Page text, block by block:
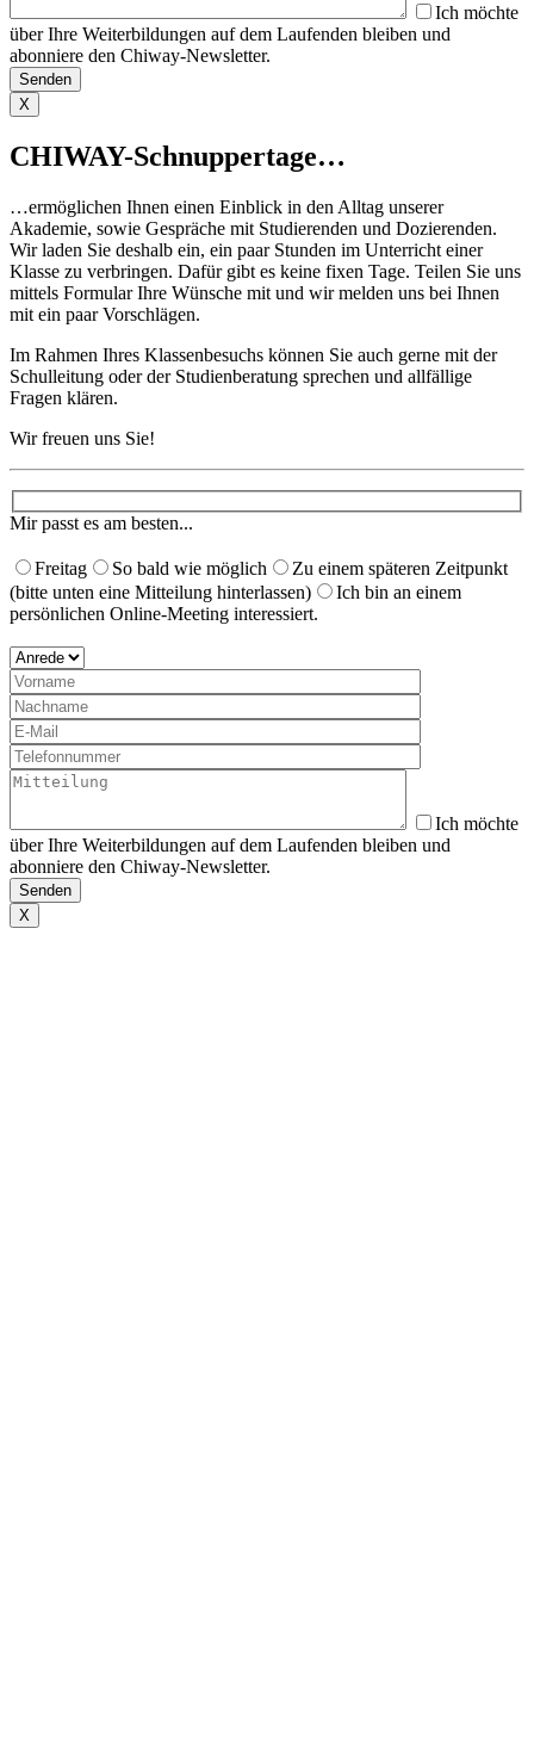
Ich möchte
über Ihre Weiterbildungen auf dem Laufenden bleiben und
abonniere den Chiway-Newsletter.
X
CHIWAY-Schnuppertage…
…ermöglichen Ihnen einen Einblick in den Alltag unserer
Akademie, sowie Gespräche mit Studierenden und Dozierenden.
Wir laden Sie deshalb ein, ein paar Stunden im Unterricht einer
Klasse zu verbringen. Dafür gibt es keine fixen Tage. Teilen Sie uns
mittels Formular Ihre Wünsche mit und wir melden uns bei Ihnen
mit ein paar Vorschlägen. ​
Im Rahmen Ihres Klassenbesuchs können Sie auch gerne mit der
Schulleitung oder der Studienberatung sprechen und allfällige
Fragen klären.
Wir freuen uns Sie!
Mir passt es am besten...
Freitag So bald wie möglich
Zu einem späteren Zeitpunkt
(bitte unten eine Mitteilung hinterlassen)
Ich bin an einem
persönlichen Online-Meeting interessiert.
Ich möchte
über Ihre Weiterbildungen auf dem Laufenden bleiben und
abonniere den Chiway-Newsletter.
X